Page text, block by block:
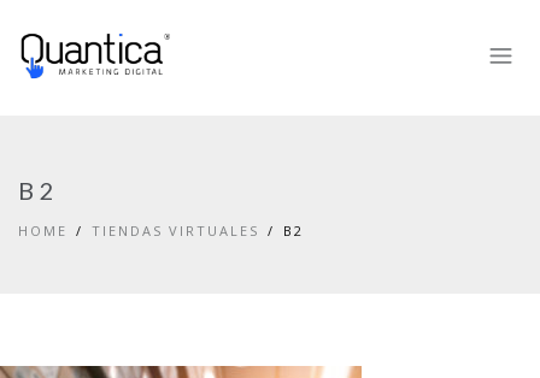
B2
HOME TIENDAS VIRTUALES B2